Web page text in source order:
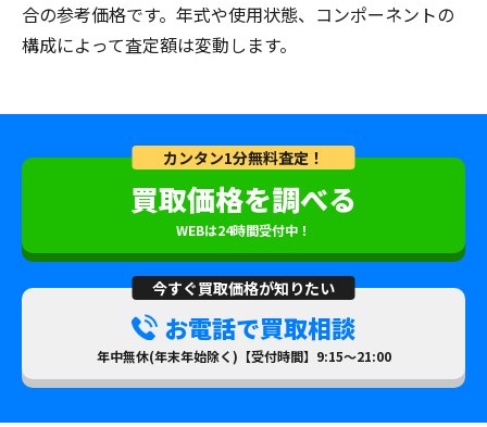
合の参考価格です。年式や使用状態、コンポーネントの
構成によって査定額は変動します。
カンタン1分無料査定！
買取価格を調べる
WEBは24時間受付中！
今すぐ買取価格が知りたい
お電話で買取相談
年中無休(年末年始除く)【受付時間】9:15～21:00